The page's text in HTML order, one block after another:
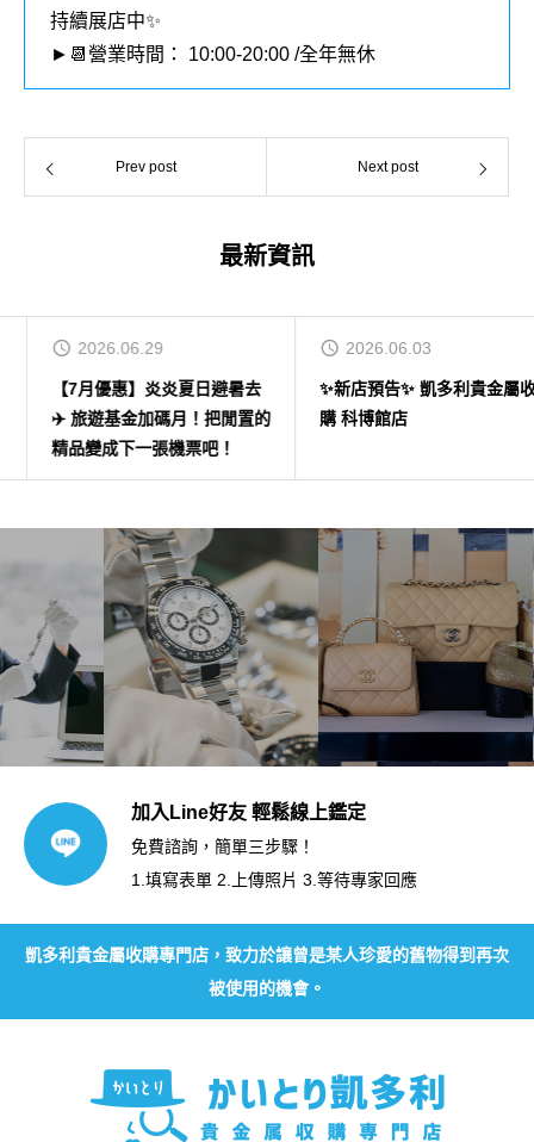
持續展店中✨
►📆營業時間： 10:00-20:00 /全年無休
Prev post Next post
最新資訊
2026.06.29
【7月優惠】炎炎夏日避暑去
✈️ 旅遊基金加碼月！把閒置的
精品變成下一張機票吧！
2026.06.03
✨新店預告✨ 凱多利貴金屬收
購 科博館店
加入Line好友 輕鬆線上鑑定
免費諮詢，簡單三步驟！
1.填寫表單 2.上傳照片 3.等待專家回應
凱多利貴金屬收購專門店，致力於讓曾是某人珍愛的舊物得到再次
被使用的機會。